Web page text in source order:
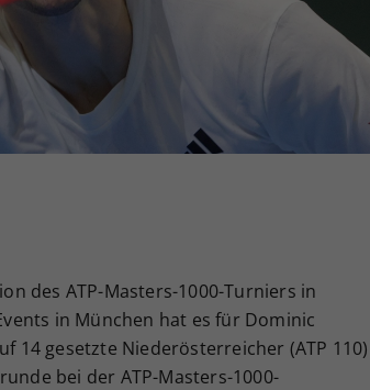
des ATP-Masters-1000-Turniers in
in München hat es für Dominic
14 gesetzte Niederösterreicher (ATP 110)
bei der ATP-Masters-1000-
Ihrer vorgenommen Einstellungen, falls der
Webseiten-Betreiber dies eingestellt hat.